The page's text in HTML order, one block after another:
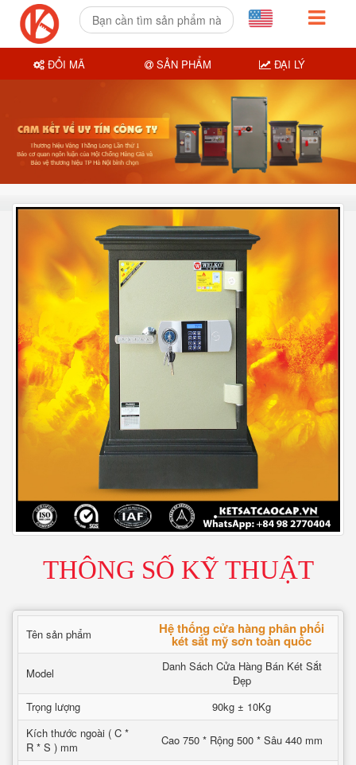
THÔNG SỐ KỸ THUẬT
Tên sản phẩm Hệ thống cửa hàng phân phối
két sắt mỹ sơn toàn quốc
Model
Danh Sách Cửa Hàng Bán Két Sắt
Đẹp
Trọng lượng
90kg ± 10Kg
Kích thước ngoài ( C *
R * S ) mm
Cao 750 * Rộng 500 * Sâu 440 mm
ĐỔI MÃ SẢN PHẨM ĐẠI LÝ